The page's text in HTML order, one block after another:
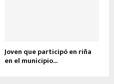
Joven que participó en riña
en el municipio...